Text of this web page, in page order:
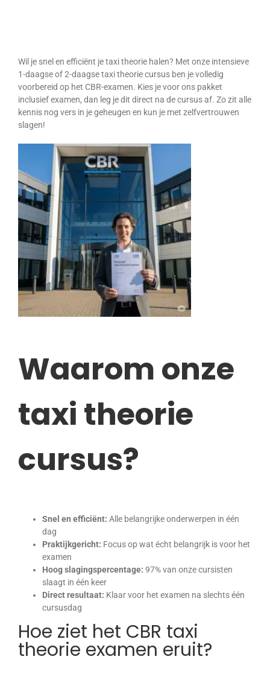
Wil je snel en efficiënt je taxi theorie halen? Met onze intensieve
1-daagse of 2-daagse taxi theorie cursus ben je volledig
voorbereid op het CBR-examen. Kies je voor ons pakket
inclusief examen, dan leg je dit direct na de cursus af. Zo zit alle
kennis nog vers in je geheugen en kun je met zelfvertrouwen
slagen!
Waarom onze
taxi theorie
cursus?
Snel en efficiënt: Alle belangrijke onderwerpen in één
dag
Praktijkgericht: Focus op wat écht belangrijk is voor het
examen
Hoog slagingspercentage: 97% van onze cursisten
slaagt in één keer
Direct resultaat: Klaar voor het examen na slechts één
cursusdag
Hoe ziet het CBR taxi
theorie examen eruit?